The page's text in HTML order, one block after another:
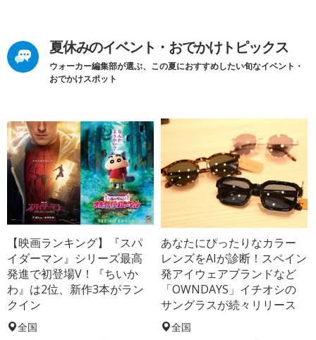
夏休みのイベント・おでかけトピックス
ウォーカー編集部が選ぶ、この夏におすすめしたい旬なイベント・
おでかけスポット
【映画ランキング】『スパ
イダーマン』シリーズ最高
発進で初登場V！『ちいか
わ』は2位、新作3本がラン
クイン
全国
あなたにぴったりなカラー
レンズをAIが診断！スペイン
発アイウェアブランドなど
「OWNDAYS」イチオシの
サングラスが続々リリース
全国